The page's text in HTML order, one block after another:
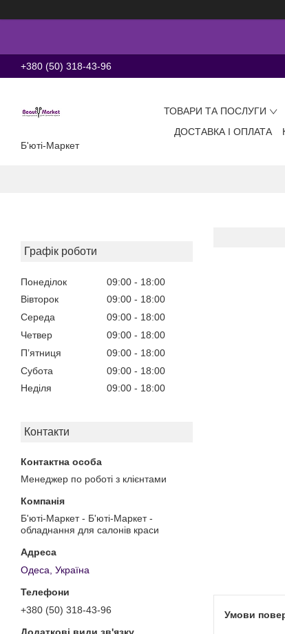
+380 (50) 318-43-96
Б'юті-Маркет
ТОВАРИ ТА ПОСЛУГИ
ДОСТАВКА І ОПЛАТА
Графік роботи
Понеділок 09:00
18:00
Вівторок
09:00
18:00
Середа
09:00
18:00
Четвер
09:00
18:00
Пʼятниця
09:00
18:00
Субота
09:00
18:00
Неділя
09:00 18:00
Контакти
Менеджер по роботі з клієнтами
Б'юті-Маркет - Б'юті-Маркет -
обладнання для салонів краси
Одеса, Україна
+380 (50) 318-43-96